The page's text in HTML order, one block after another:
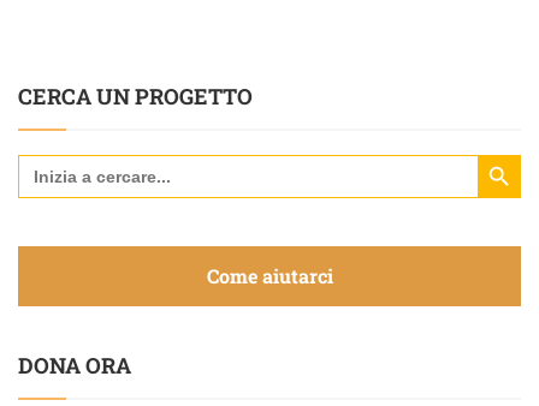
CERCA UN PROGETTO
Search
for:
Search
Come aiutarci
DONA ORA